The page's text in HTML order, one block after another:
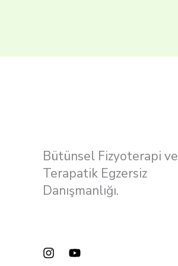
Bütünsel Fizyoterapi ve
Terapatik Egzersiz
Danışmanlığı.